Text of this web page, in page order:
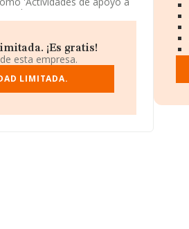
exteriores.
por debajo de la media
rankings: la empresa ha
1.643. Éstas son algunas de
empresas como:
¡Es gratis!
esta empresa.
LIMITADA.